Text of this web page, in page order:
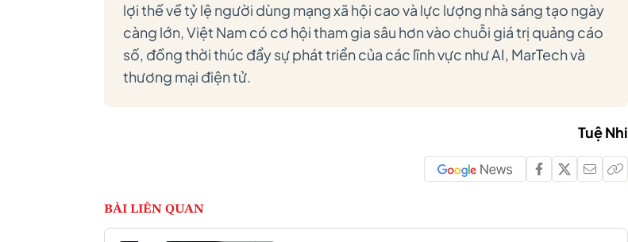
lợi thế về tỷ lệ người dùng mạng xã hội cao và lực lượng nhà sáng tạo ngày
càng lớn, Việt Nam có cơ hội tham gia sâu hơn vào chuỗi giá trị quảng cáo
số, đồng thời thúc đẩy sự phát triển của các lĩnh vực như AI, MarTech và
thương mại điện tử.
Tuệ Nhi
BÀI LIÊN QUAN